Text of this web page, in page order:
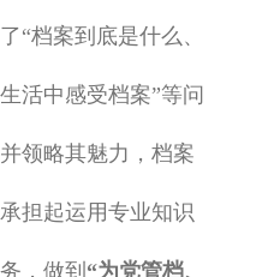
“档案到底是什么、
活中感受档案”等问
领略其魅力，档案
担起运用专业知识
，做到 “为党管档、